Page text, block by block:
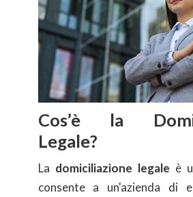
Cos’è la
Legale?
La domiciliazione legale è
consente a un'azienda di